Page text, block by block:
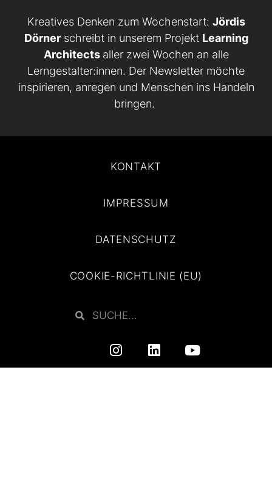
Kreatives Denken zum Wochenstart: Jördis
Dörnerschreibt in unserem Projekt Learning
Architects aller zwei Wochen an alle
Lerngestalter:innen. Der Newsletter möchte
inspirieren, anregen und Menschen ins Handeln
bringen.
KONTAKT
IMPRESSUM
DATENSCHUTZ
COOKIE-RICHTLINIE (EU)